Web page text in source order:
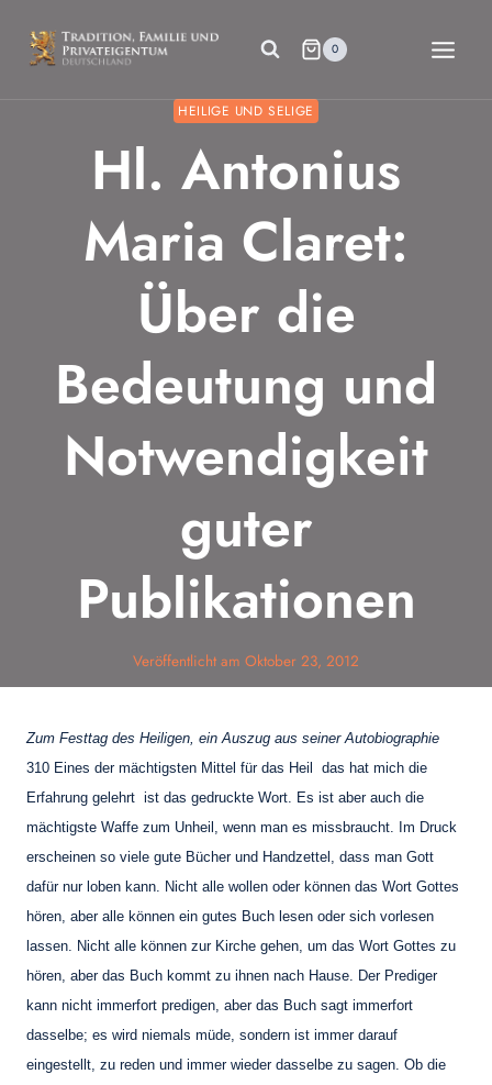
Inhalt
springen
0
HEILIGE UND SELIGE
Hl. Antonius
Maria Claret:
Über die
Bedeutung und
Notwendigkeit
guter
Publikationen
Veröffentlicht am Oktober 23, 2012
Zum Festtag des Heiligen, ein Auszug aus seiner Autobiographie
310 Eines der mächtigsten Mittel für das Heil  das hat mich die
Erfahrung gelehrt  ist das gedruckte Wort. Es ist aber auch die
mächtigste Waffe zum Unheil, wenn man es missbraucht. Im Druck
erscheinen so viele gute Bücher und Handzettel, dass man Gott
dafür nur loben kann. Nicht alle wollen oder können das Wort Gottes
hören, aber alle können ein gutes Buch lesen oder sich vorlesen
lassen. Nicht alle können zur Kirche gehen, um das Wort Gottes zu
hören, aber das Buch kommt zu ihnen nach Hause. Der Prediger
kann nicht immerfort predigen, aber das Buch sagt immerfort
dasselbe; es wird niemals müde, sondern ist immer darauf
eingestellt, zu reden und immer wieder dasselbe zu sagen. Ob die